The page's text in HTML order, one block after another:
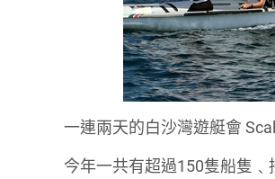
一連兩天的白沙灣遊艇會
今年一共有超過150隻船隻